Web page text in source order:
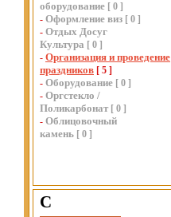
оборудование [ 0 ]
- Оформление виз [ 0 ]
- Отдых Досуг
Культура [ 0 ]
- Организация и проведение
праздников [ 5 ]
- Оборудование [ 0 ]
- Оргстекло /
Поликарбонат [ 0 ]
- Облицовочный
камень [ 0 ]
С